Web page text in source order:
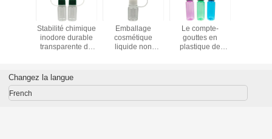
d'huile
acier
Stabilité chimique
inodore durable
transparente de
Emballage
cosmétique
liquide non
d'huile de fumée
Le compte-
gouttes en
plastique de
pourpre avec la
d'astuce
Changez la langue
French